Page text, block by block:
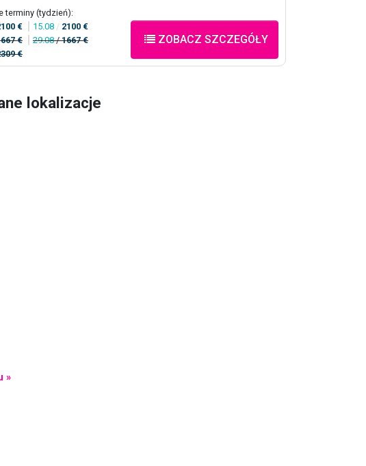
terminy (tydzień):
€ 15.08 / 2100 €
€ 29.08/1667 €
€
ZOBACZ SZCZEGÓŁY
lokalizacje
»